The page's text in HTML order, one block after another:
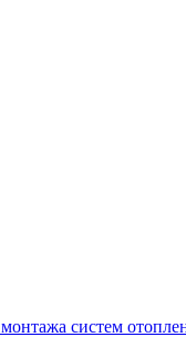
систем